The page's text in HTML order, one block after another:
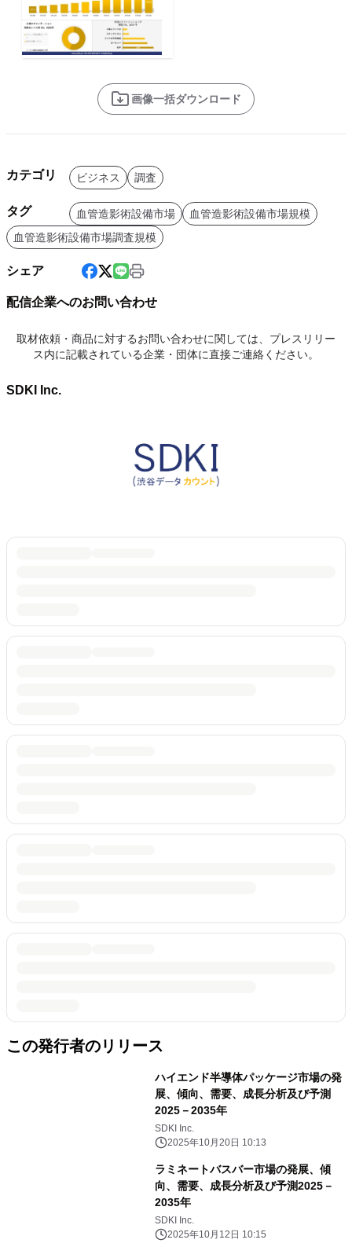
画像一括ダウンロード
カテゴリ ビジネス 調査
タグ 血管造影術設備市場
血管造影術設備市場規模
血管造影術設備市場調査規模
シェア
配信企業へのお問い合わせ
取材依頼・商品に対するお問い合わせに関しては、プレスリリー
ス内に記載されている企業・団体に直接ご連絡ください。
SDKI Inc.
この発行者のリリース
ハイエンド半導体パッケージ市場の発
展、傾向、需要、成長分析及び予測
2025－2035年
SDKI Inc.
2025年10月20日 10:13
ラミネートバスバー市場の発展、傾
向、需要、成長分析及び予測2025－
2035年
SDKI Inc.
2025年10月12日 10:15